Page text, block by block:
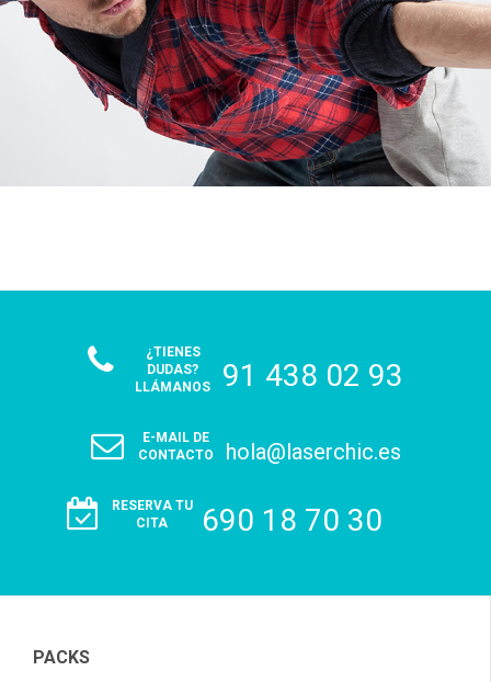
¿TIENES
DUDAS?
LLÁMANOS
91 438 02 93
E-MAIL DE
CONTACTO
hola@laserchic.es
RESERVA TU
CITA
690 18 70 30
PACKS